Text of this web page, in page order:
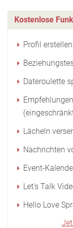
Kostenlose
Profil erstellen
Dateroulette
Lächeln
Nachrichten
Event-
Let's Talk
Hello Love